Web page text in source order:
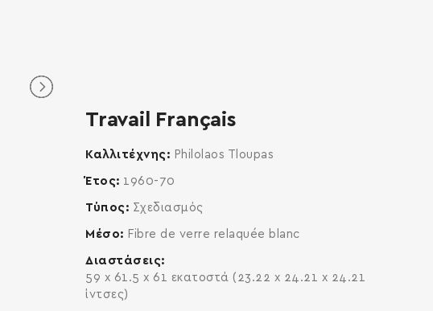
Travail Français
Καλλιτέχνης Philolaos Tloupas
Έτος 1960-70
Τύπος Σχεδιασμός
Μέσο Fibre de verre relaquée blanc
Διαστάσεις
59 x 61.5 x 61 εκατοστά (23.22 x 24.21 x 24.21
ίντσες)